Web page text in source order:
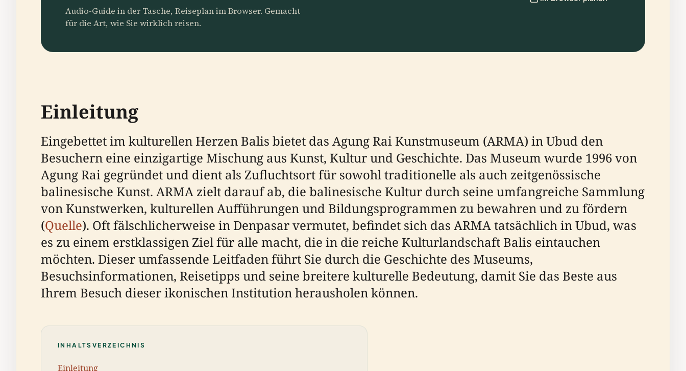
Audio-Guide in der Tasche, Reiseplan im Browser. Gemacht
für die Art, wie Sie wirklich reisen.
Einleitung
Eingebettet im kulturellen Herzen Balis bietet das Agung Rai Kunstmuseum (ARMA) in Ubud den
Besuchern eine einzigartige Mischung aus Kunst, Kultur und Geschichte. Das Museum wurde 1996 von
Agung Rai gegründet und dient als Zufluchtsort für sowohl traditionelle als auch zeitgenössische
balinesische Kunst. ARMA zielt darauf ab, die balinesische Kultur durch seine umfangreiche Sammlung
von Kunstwerken, kulturellen Aufführungen und Bildungsprogrammen zu bewahren und zu fördern
(Quelle). Oft fälschlicherweise in Denpasar vermutet, befindet sich das ARMA tatsächlich in Ubud, was
es zu einem erstklassigen Ziel für alle macht, die in die reiche Kulturlandschaft Balis eintauchen
möchten. Dieser umfassende Leitfaden führt Sie durch die Geschichte des Museums,
Besuchsinformationen, Reisetipps und seine breitere kulturelle Bedeutung, damit Sie das Beste aus
Ihrem Besuch dieser ikonischen Institution herausholen können.
INHALTSVERZEICHNIS
Einleitung